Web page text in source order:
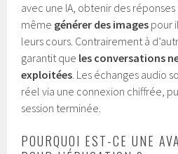
avec une IA, obtenir des
même générer des images pour
leurs cours. Contrairement à
garantit que les conversations
exploitées. Les échanges audio
réel via une connexion chiffrée,
session terminée.
POURQUOI EST-CE UNE